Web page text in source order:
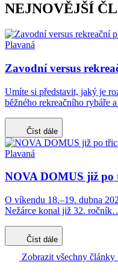
NEJNOVĚJŠÍ
Plavaná
Zavodní versus
Umíte si představit, jaký je
běžného rekreačního rybáře
Číst dále
Plavaná
NOVA DOMUS již po
O víkendu 18.–19. dubna
Nežárce konal již 32.
Číst dále
Zobrazit všechny články